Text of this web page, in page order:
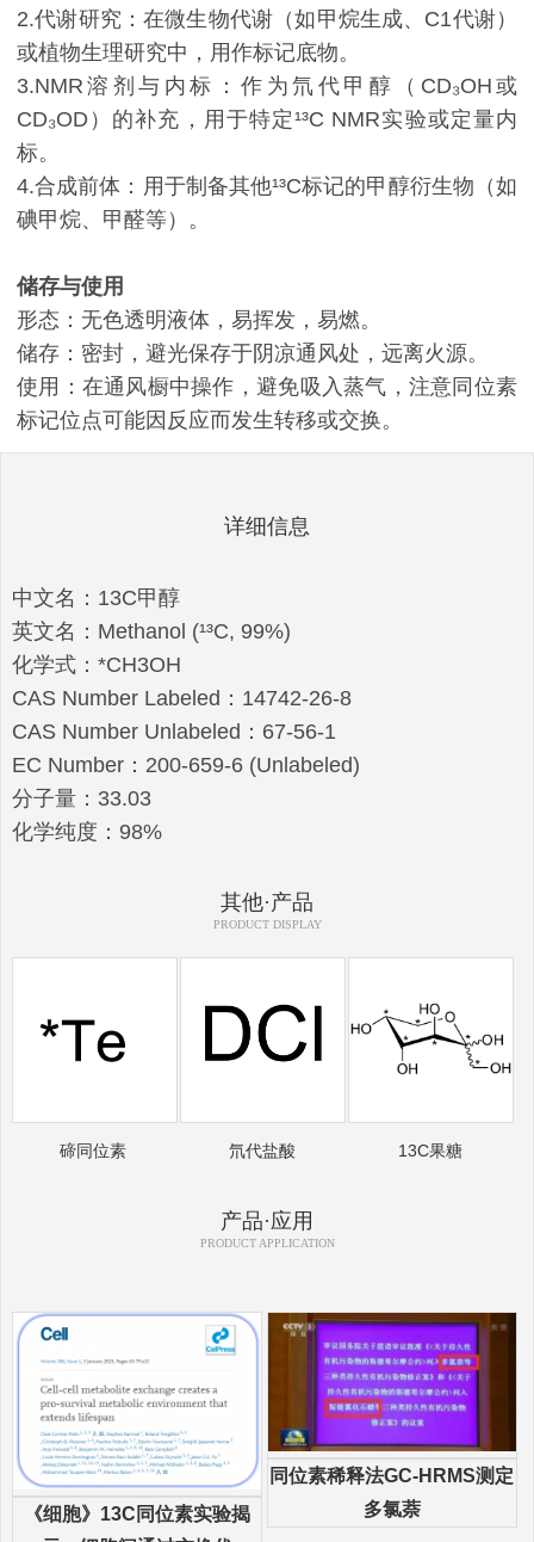
2.代谢研究：在微生物代谢（如甲烷生成、C1代谢）
或植物生理研究中，用作标记底物。
3.NMR溶剂与内标：作为氘代甲醇（CD₃OH或
CD₃OD）的补充，用于特定¹³C NMR实验或定量内
标。
4.合成前体：用于制备其他¹³C标记的甲醇衍生物（如
碘甲烷、甲醛等）。
储存与使用
形态：无色透明液体，易挥发，易燃。
储存：密封，避光保存于阴凉通风处，远离火源。
使用：在通风橱中操作，避免吸入蒸气，注意同位素
标记位点可能因反应而发生转移或交换。
详细信息
中文名：13C甲醇
英文名：Methanol (¹³C, 99%)
化学式：*CH3OH
CAS Number Labeled：14742-26-8
CAS Number Unlabeled：67-56-1
EC Number：200-659-6 (Unlabeled)
分子量：33.03
化学纯度：98%
其他·产品
PRODUCT DISPLAY
碲同位素 氘代盐酸 13C果糖
产品·应用
PRODUCT APPLICATION
《细胞》13C同位素实验揭
同位素稀释法GC-HRMS测定
多氯萘